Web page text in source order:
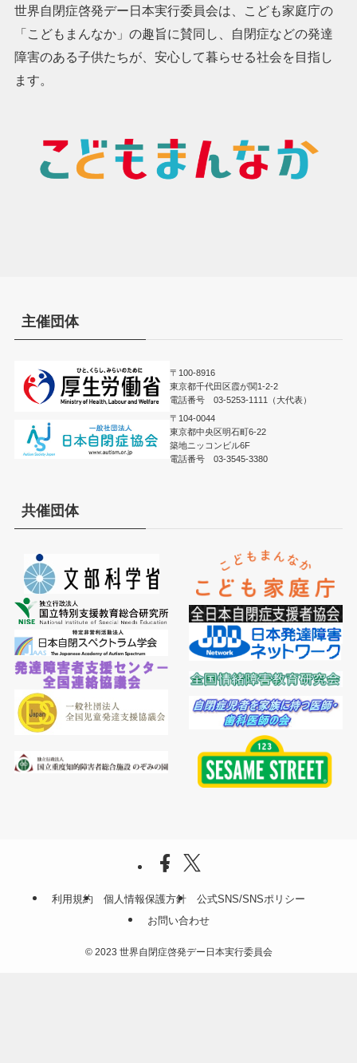
世界自閉症啓発デー日本実行委員会は、こども家庭庁の
「こどもまんなか」の趣旨に賛同し、自閉症などの発達
障害のある子供たちが、安心して暮らせる社会を目指し
ます。
主催団体
〒100-8916
東京都千代田区霞が関1-2-2
電話番号 03-5253-1111（大代表）
〒104-0044
東京都中央区明石町6-22
築地ニッコンビル6F
電話番号 03-3545-3380
共催団体
利用規約 個人情報保護方針
公式SNS/SNSポリシー
お問い合わせ
©2023 世界自閉症啓発デー日本実行委員会